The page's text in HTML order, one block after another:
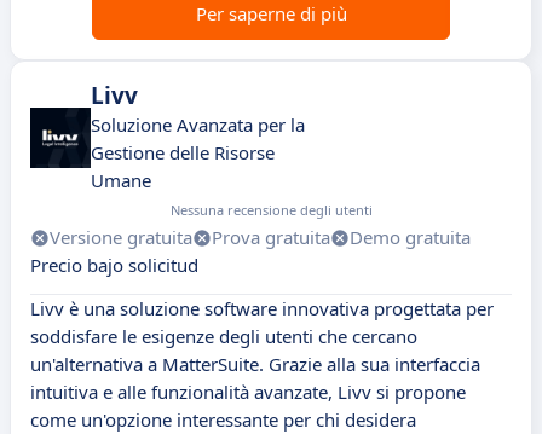
Per saperne di più
Livv
Soluzione Avanzata per la
Gestione delle Risorse
Umane
Nessuna recensione degli utenti
Versione gratuita Prova gratuita
Demo gratuita
Precio bajo solicitud
Livv è una soluzione software innovativa progettata per
soddisfare le esigenze degli utenti che cercano
un'alternativa a MatterSuite. Grazie alla sua interfaccia
intuitiva e alle funzionalità avanzate, Livv si propone
come un'opzione interessante per chi desidera